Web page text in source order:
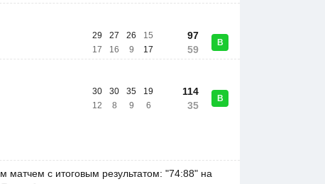
29
17
27
16
26
9
15
17
97
59
В
30
12
30
8
35
9
19
6
114
35
В
с итоговым результатом: "74:88" на